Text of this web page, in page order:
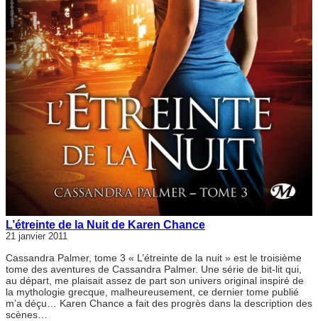
L’étreinte de la Nuit de Karen Chance
21 janvier 2011
Cassandra Palmer, tome 3 « L’étreinte de la nuit » est le troisième
tome des aventures de Cassandra Palmer. Une série de bit-lit qui,
au départ, me plaisait assez de part son univers original inspiré de
la mythologie grecque, malheureusement, ce dernier tome publié
m’a déçu… Karen Chance a fait des progrès dans la description des
scènes…